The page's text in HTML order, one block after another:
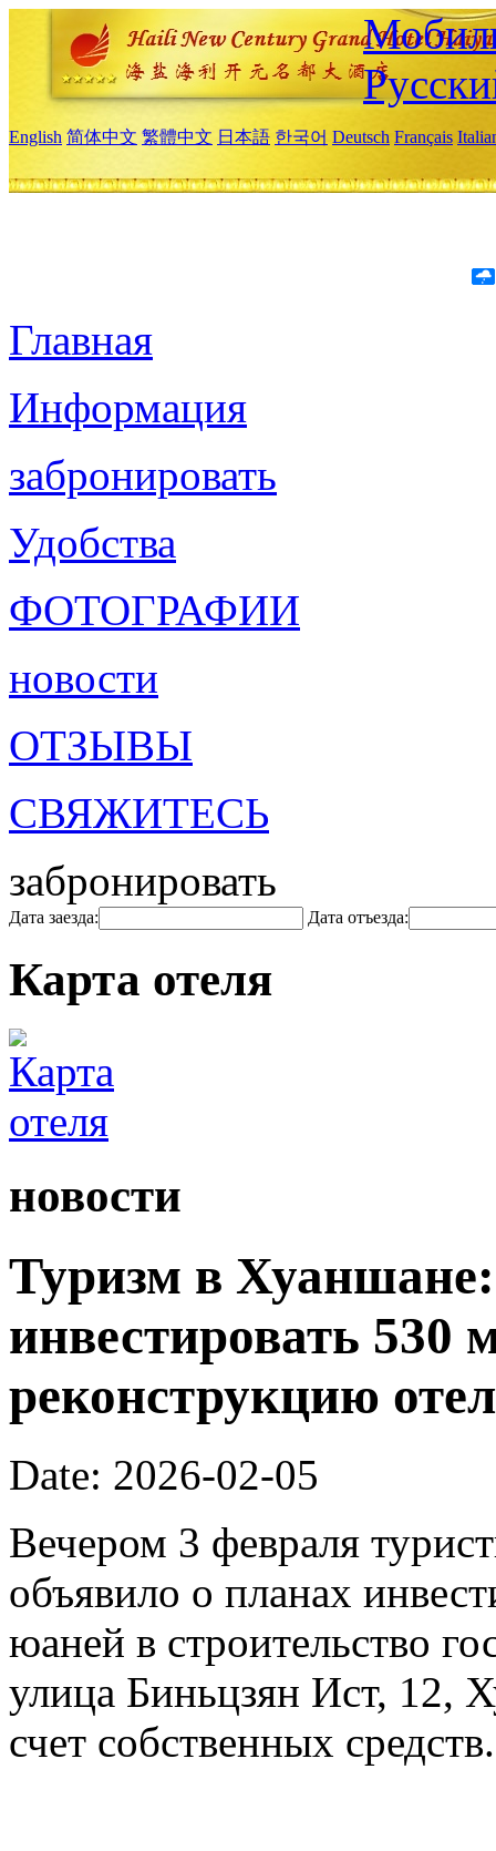
English 简体中文 繁體中文 日本語 한국어 Deutsch Français
Главная
Информация
забронировать
Удобства
ФОТОГРАФИИ
новости
ОТЗЫВЫ
СВЯЖИТЕСЬ
забронировать
Дата заезда: Дата отъезда:
Карта отеля
новости
Туризм в
инвестировать 530
реконструкцию
Date: 2026-02-05
Вечером 3 февраля
объявило о планах
юаней в строительство
улица Биньцзян Ист, 12,
счет собственных средств.